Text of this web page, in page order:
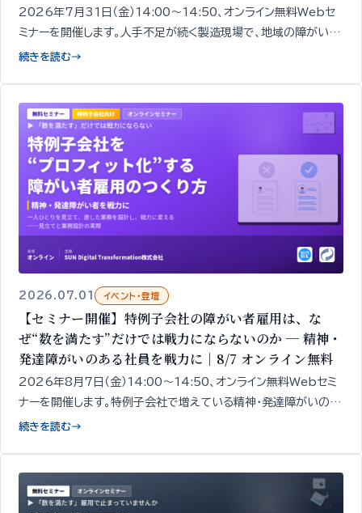
2026年7月31日（金）14:00〜14:50、オンライン無料Webセ
ミナーを開催します。人手不足が続く製造現場で、地域の障がい者
を「品質を担う“職人型”の担い手」として定着させるための「見極
続きを読む→
2026.07.01 イベント・登壇
【セミナー開催】特例子会社の障がい者雇用は、な
ぜ“数を満たす”だけでは戦力にならないのか ─ 精神・
発達障がいのある社員を戦力に｜8/7 オンライン無料
2026年8月7日（金）14:00〜14:50、オンライン無料Webセミ
ナーを開催します。特例子会社で増えている精神・発達障がいのあ
る社員を「戦力」に変え、特例子会社を“プロフィット化”するための
続きを読む→